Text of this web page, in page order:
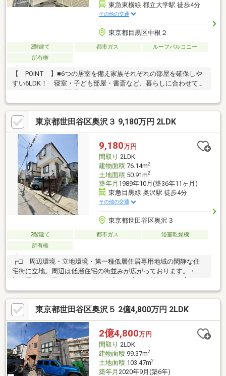
東急東横線 都立大学駅 徒歩4分
その他の交通
東京都目黒区中根２
2階建て 都市ガス
ルーフバルコニー
所有権
【 POINT 】■6つの居室を備え家族それぞれの部屋を確保しや
すい6LDK！ 寝室・子ども部屋・書斎など、暮らしに合わせて使
の独立キッチン◎■21帖のゆとりが広がる伸びやかで開放的なリ
ビング 家族が集まっても窮屈になりにくく、寛ぎの時間をのび
のび楽しめます♪【 AREA 】■2駅2路線利用可能！ 渋谷・横
浜・大井町方面へつながり行き先に合わせて使い分けやすい立地
です◎■ショッピングやグルメを楽しめる自由が丘も徒歩圏
内！ 休日のお出かけ先にも困らないエリアです♪■買い物・通
学・通院施設が徒歩10分圏内に充実！
東京都世田谷区奥沢３ 9,180万円 2LDK
9,180万円
間取り 2LDK
建物面積76.14m2
土地面積50.91m2
築年月 1989年10月(築36年11ヶ月)
東急目黒線 奥沢駅 徒歩4分
その他の交通
東京都世田谷区奥沢３
2階建て 都市ガス
浴室乾燥機
所有権
┏□ 周辺環境・立地環境・第一種低層住居専用地域の閑静な住
宅街に立地。周辺は低層住宅の街並みが広がっております。・大
駐輪場や物置としてもご利用いただけます。┏□ ポイント・駐
車スペースは車種次第では2台 駐車可能・2階建て2LDK 洋室2
部屋は広さも取れており日当り良好です・地下車庫部分には収納
スペースもあり季節物や備蓄品を収納できます・各居室含め出窓
が多く、開放感と明るさがとれております┏□ リフォーム履
歴・2022年3月 外壁・屋根の塗り直し・2022年 浴室扉の交
換・2021年 1階2階 トイレ交換
東京都世田谷区奥沢５ 2億4,800万円 2LDK
2億4,800万円
間取り 2LDK
建物面積99.37m2
土地面積103.47m2
築年月 2020年9月(築6年)